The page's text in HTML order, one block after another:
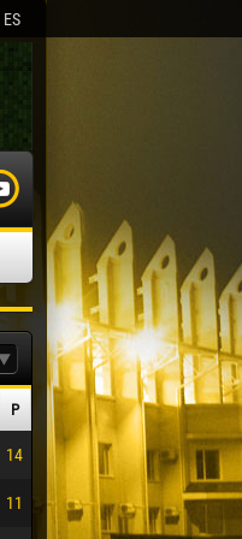
ES
P
14
11